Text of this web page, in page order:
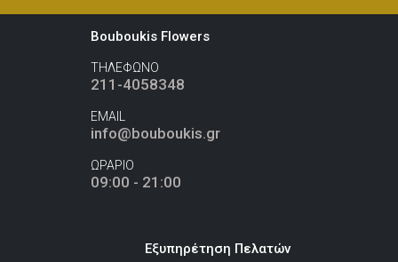
Bouboukis Flowers
ΤΗΛΕΦΩΝΟ
211-4058348
EMAIL
info@bouboukis.gr
ΩΡΑΡΙΟ
09:00 - 21:00
Εξυπηρέτηση Πελατών